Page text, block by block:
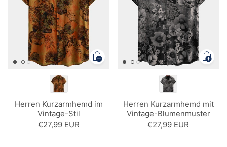
Herren Kurzarmhemd im
Vintage-Stil
€27,99 EUR
Herren Kurzarmhemd mit
Vintage-Blumenmuster
€27,99 EUR